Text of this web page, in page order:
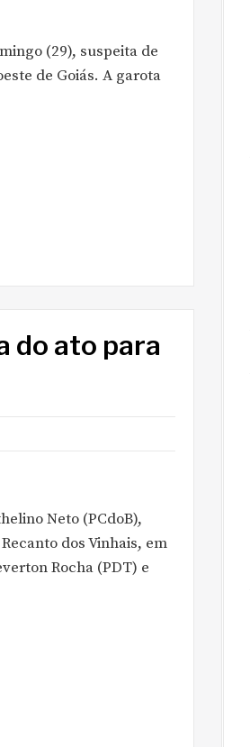
(29), suspeita de
de Goiás. A garota
do ato para
Neto (PCdoB),
dos Vinhais, em
Rocha (PDT) e